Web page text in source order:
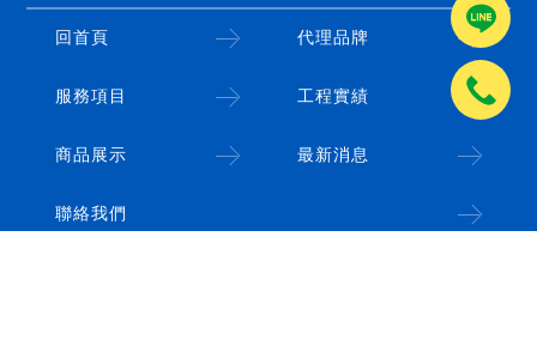
回首頁 代理品牌
服務項目 工程實績
商品展示 最新消息
聯絡我們